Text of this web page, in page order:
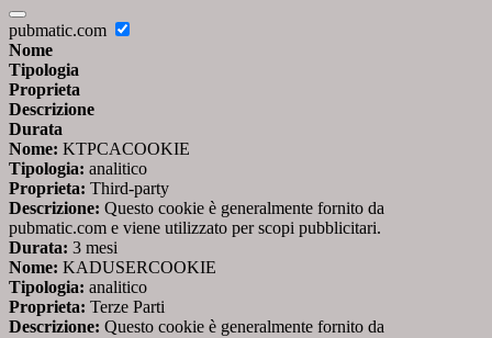
pubmatic.com
Nome
Tipologia
Proprieta
Descrizione
Durata
Nome: KTPCACOOKIE
Tipologia: analitico
Proprieta: Third-party
Descrizione: Questo cookie è generalmente fornito da
pubmatic.com e viene utilizzato per scopi pubblicitari.
Durata: 3 mesi
Nome: KADUSERCOOKIE
Tipologia: analitico
Proprieta: Terze Parti
Descrizione: Questo cookie è generalmente fornito da